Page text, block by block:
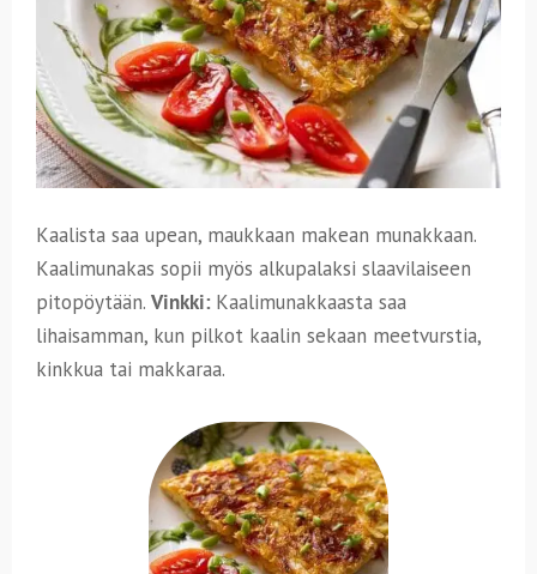
Kaalista saa upean, maukkaan makean munakkaan.
Kaalimunakas sopii myös alkupalaksi slaavilaiseen
pitopöytään. Vinkki: Kaalimunakkaasta saa
lihaisamman, kun pilkot kaalin sekaan meetvurstia,
kinkkua tai makkaraa.